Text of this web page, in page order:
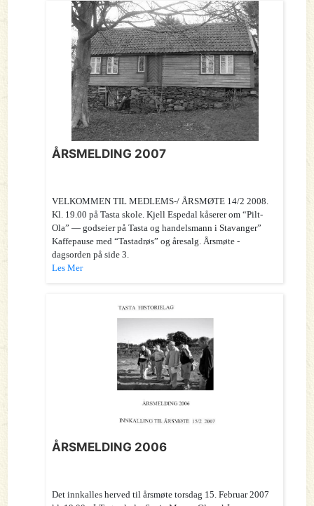
ÅRSMELDING 2007
VELKOMMEN TIL MEDLEMS-/ ÅRSMØTE 14/2 2008.
Kl. 19.00 på Tasta skole. Kjell Espedal kåserer om “Pilt-
Ola” — godseier på Tasta og handelsmann i Stavanger”
Kaffepause med “Tastadrøs” og åresalg. Årsmøte -
dagsorden på side 3.
Les Mer
ÅRSMELDING 2006
Det innkalles herved til årsmøte torsdag 15. Februar 2007